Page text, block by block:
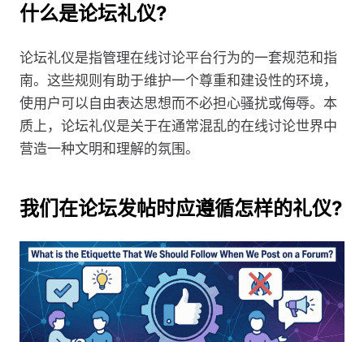
什么是论坛礼仪?
论坛礼仪是指管理在线讨论平台行为的一套规范和指
南。这些规则有助于维护一个尊重和建设性的环境，
使用户可以自由表达思想而不必担心骚扰或侮辱。本
质上，论坛礼仪是关于在通常混乱的在线讨论世界中
营造一种文明和理解的氛围。
我们在论坛发帖时应遵循怎样的礼仪?